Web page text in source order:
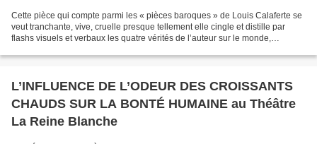
Cette pièce qui compte parmi les « pièces baroques » de Louis Calaferte se
veut tranchante, vive, cruelle presque tellement elle cingle et distille par
flashs visuels et verbaux les quatre vérités de l’auteur sur le monde,
L’INFLUENCE DE L’ODEUR DES CROISSANTS
CHAUDS SUR LA BONTÉ HUMAINE au Théâtre
La Reine Blanche